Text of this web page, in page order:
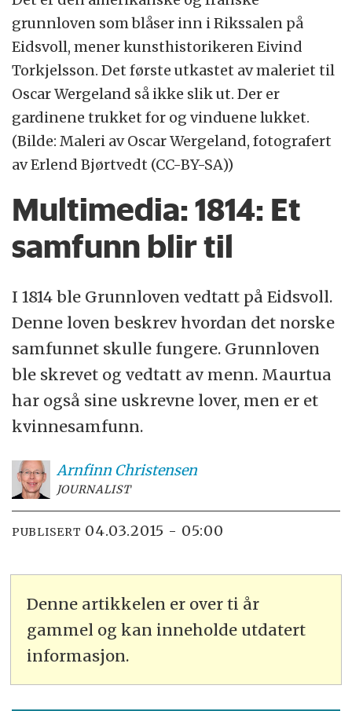
grunnloven som blåser inn i Rikssalen på
Eidsvoll, mener kunsthistorikeren Eivind
Torkjelsson. Det første utkastet av maleriet til
Oscar Wergeland så ikke slik ut. Der er
gardinene trukket for og vinduene lukket.
(Bilde: Maleri av Oscar Wergeland, fotografert
av Erlend Bjørtvedt (CC-BY-SA))
Multimedia:1814: Et
samfunn blir til
I 1814 ble Grunnloven vedtatt på Eidsvoll.
Denne loven beskrev hvordan det norske
samfunnet skulle fungere. Grunnloven
ble skrevet og vedtatt av menn. Maurtua
har også sine uskrevne lover, men er et
kvinnesamfunn.
Arnfinn Christensen
JOURNALIST
PUBLISERT 04.03.2015 - 05:00
Denne artikkelen er over ti år
gammel og kan inneholde utdatert
informasjon.